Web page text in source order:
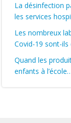
La désinfection
les services
Les nombreux
Covid-19 sont-ils
Quand les
enfants à